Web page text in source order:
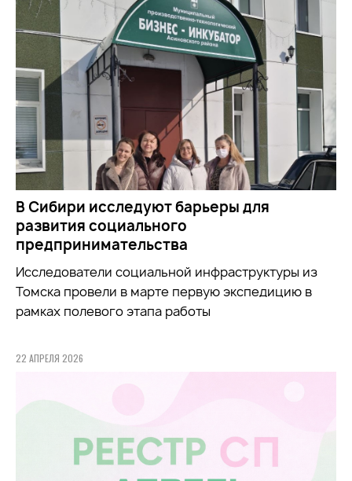
В Сибири исследуют барьеры для
развития социального
предпринимательства
Исследователи социальной инфраструктуры из
Томска провели в марте первую экспедицию в
рамках полевого этапа работы
22 АПРЕЛЯ 2026